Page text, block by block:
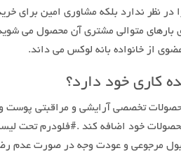
نظر ندارد بلکه مشاوری امین برای
متوالی مشتری آن محصول می
از خانواده بانه لوکس می داند.
کاری خود دارد؟
تخصصی آرایشی و مراقبتی پوست
خود اضافه کند .#فلودرم تحت
قبول مرجوعی و عودت وجه در صورت عدم